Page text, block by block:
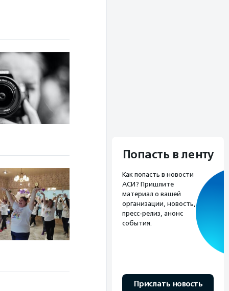
Попасть в ленту
Как попасть в новости
АСИ? Пришлите
материал о вашей
организации, новость,
пресс-релиз, анонс
события.
Прислать новость